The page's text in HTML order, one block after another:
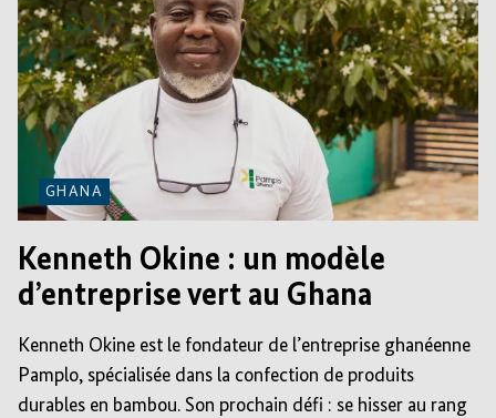
GHANA
Kenneth Okine : un modèle
d’entreprise vert au Ghana
Kenneth Okine est le fondateur de l’entreprise ghanéenne
Pamplo, spécialisée dans la confection de produits
durables en bambou. Son prochain défi : se hisser au rang